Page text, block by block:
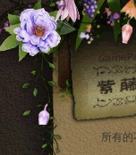
所有